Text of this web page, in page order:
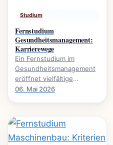
Studium
Fernstudium
Gesundheitsmanagement:
Karrierewege
Ein Fernstudium im
Gesundheitsmanagement
eröffnet vielfältige
Karrierewege in einem
06. Mai 2026